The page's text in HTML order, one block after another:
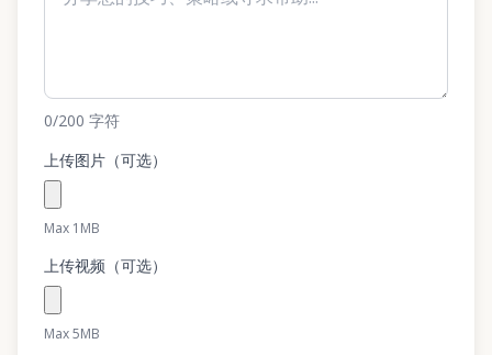
0/200 字符
上传图片（可选）
Max 1MB
上传视频（可选）
Max 5MB